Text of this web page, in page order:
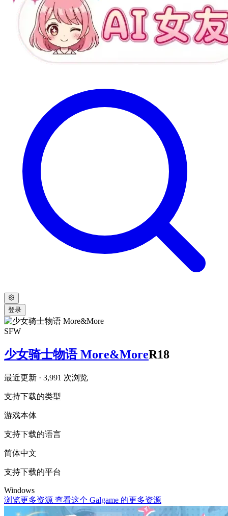
登录
SFW
少女骑士物语 More&MoreR18
最近更新 · 3,991 次浏览
支持下载的类型
游戏本体
支持下载的语言
简体中文
支持下载的平台
Windows
浏览更多资源 查看这个 Galgame 的更多资源